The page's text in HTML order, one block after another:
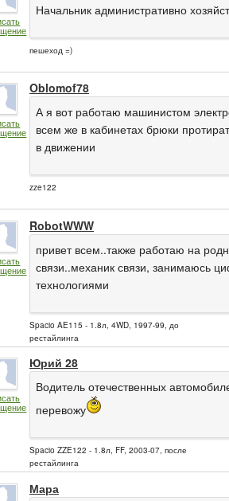
Начальник административно
пешеход =)
Oblomof78
А я вот работаю машинистом
всем же в кабинетах брюки
в движении
zze122
RobotWWW
привет всем..также работаю на
связи..механик связи, занимаюсь
технологиями
Spacio AE115 - 1.8л, 4WD, 1997-99, до
рестайлинга
Юрий 28
Водитель отечественных
перевожу
Spacio ZZE122 - 1.8л, FF, 2003-07, после
рестайлинга
Мара